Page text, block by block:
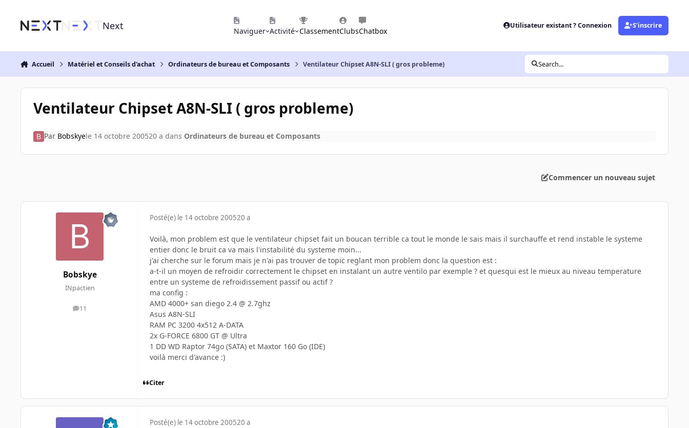
Next Naviguer Activité ClassementClubsChatbox
Utilisateur existant ? Connexion S’inscrire
Accueil Matériel et Conseils d'achat Ordinateurs de bureau et Composants Ventilateur Chipset A8N-SLI ( gros probleme) Search...
Ventilateur Chipset A8N-SLI ( gros probleme)
Par Bobskyele 14 octobre 200520 a dans Ordinateurs de bureau et Composants
Commencer un nouveau sujet
Bobskye
INpactien
11
messages
Posté(e) le 14 octobre 200520 a
Voilà, mon problem est que le ventilateur chipset fait un boucan terrible ca tout le monde le sais mais il surchauffe et rend instable le systeme
entier donc le bruit ca va mais l'instabilité du systeme moin...
j'ai cherche sur le forum mais je n'ai pas trouver de topic reglant mon problem donc la question est :
a-t-il un moyen de refroidir correctement le chipset en instalant un autre ventilo par exemple ? et quesqui est le mieux au niveau temperature
entre un systeme de refroidissement passif ou actif ?
ma config :
AMD 4000+ san diego 2.4 @ 2.7ghz
Asus A8N-SLI
RAM PC 3200 4x512 A-DATA
2x G-FORCE 6800 GT @ Ultra
1 DD WD Raptor 74go (SATA) et Maxtor 160 Go (IDE)
voilà merci d'avance :)
Citer
Posté(e) le 14 octobre 200520 a